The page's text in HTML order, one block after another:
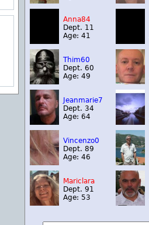
Anna84
Dept. 11
Age: 41
Thim60
Dept. 60
Age: 49
Jeanmarie7
Dept. 34
Age: 64
Vincenzo0
Dept. 89
Age: 46
Mariclara
Dept. 91
Age: 53